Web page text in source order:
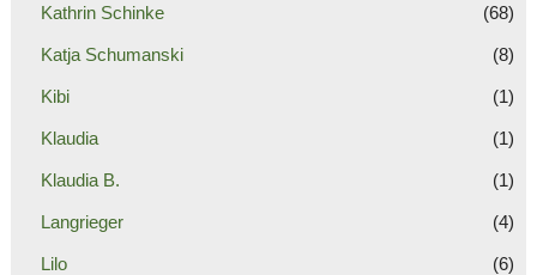
Kathrin Schinke (68)
Katja Schumanski (8)
Kibi (1)
Klaudia (1)
Klaudia B. (1)
Langrieger (4)
Lilo (6)